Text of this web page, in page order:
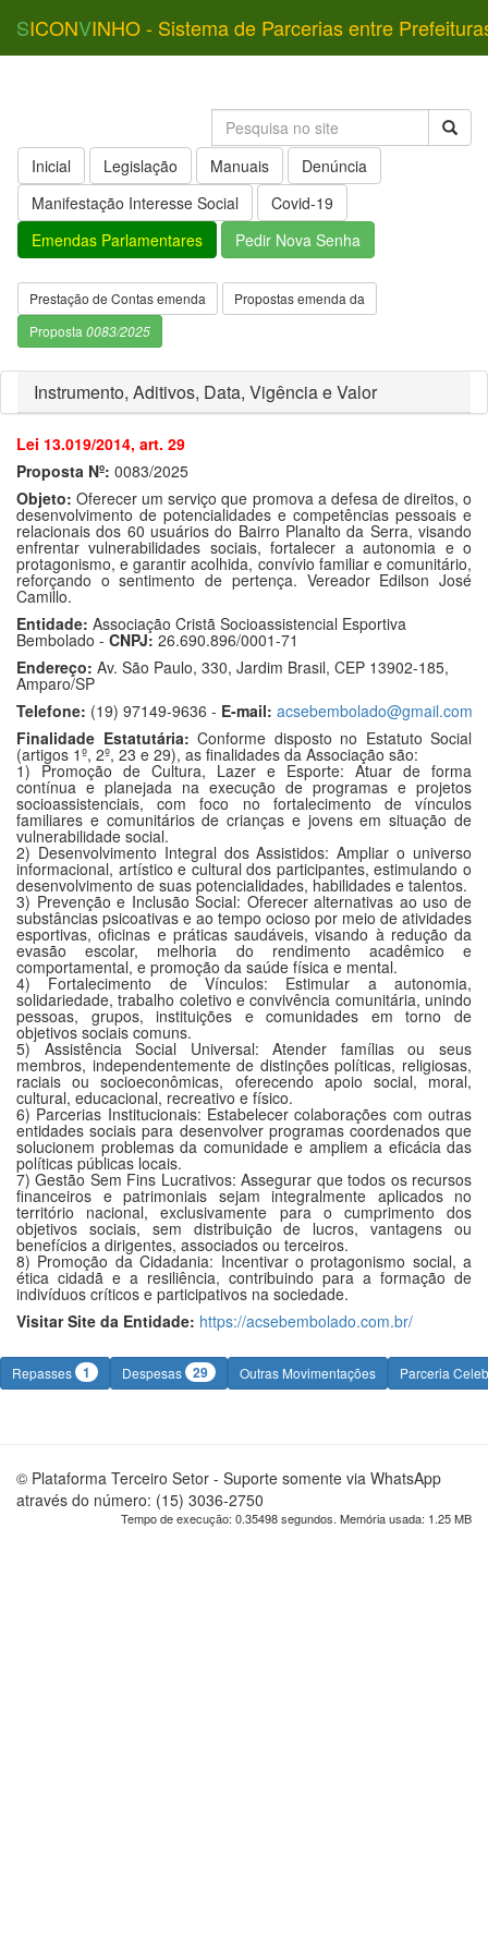
SICONVINHO - Sistema de Parcerias entre
Inicial Legislação Manuais
Denúncia
Manifestação Interesse Social
Covid-19
Emendas Parlamentares
Pedir Nova Senha
Prestação de Contas emenda
Propostas emenda da
Proposta 0083/2025
Instrumento, Aditivos, Data, Vigência e Valor
Lei 13.019/2014, art. 29
Proposta Nº: 0083/2025
Objeto: Oferecer um serviço que promova a defesa de direitos, o
desenvolvimento de potencialidades e competências pessoais e
relacionais dos 60 usuários do Bairro Planalto da Serra, visando
enfrentar vulnerabilidades sociais, fortalecer a autonomia e o
protagonismo, e garantir acolhida, convívio familiar e comunitário,
reforçando o sentimento de pertença. Vereador Edilson José
Camillo.
Entidade: Associação Cristã Socioassistencial Esportiva
Bembolado - CNPJ: 26.690.896/0001-71
Endereço: Av. São Paulo, 330, Jardim Brasil, CEP 13902-185,
Amparo/SP
Telefone: (19) 97149-9636 - E-mail: acsebembolado@gmail.com
Finalidade Estatutária: Conforme disposto no Estatuto Social
(artigos 1º, 2º, 23 e 29), as finalidades da Associação são:
1) Promoção de Cultura, Lazer e Esporte: Atuar de forma
contínua e planejada na execução de programas e projetos
socioassistenciais, com foco no fortalecimento de vínculos
familiares e comunitários de crianças e jovens em situação de
vulnerabilidade social.
2) Desenvolvimento Integral dos Assistidos: Ampliar o universo
informacional, artístico e cultural dos participantes, estimulando o
desenvolvimento de suas potencialidades, habilidades e talentos.
3) Prevenção e Inclusão Social: Oferecer alternativas ao uso de
substâncias psicoativas e ao tempo ocioso por meio de atividades
esportivas, oficinas e práticas saudáveis, visando à redução da
evasão escolar, melhoria do rendimento acadêmico e
comportamental, e promoção da saúde física e mental.
4) Fortalecimento de Vínculos: Estimular a autonomia,
solidariedade, trabalho coletivo e convivência comunitária, unindo
pessoas, grupos, instituições e comunidades em torno de
objetivos sociais comuns.
5) Assistência Social Universal: Atender famílias ou seus
membros, independentemente de distinções políticas, religiosas,
raciais ou socioeconômicas, oferecendo apoio social, moral,
cultural, educacional, recreativo e físico.
6) Parcerias Institucionais: Estabelecer colaborações com outras
entidades sociais para desenvolver programas coordenados que
solucionem problemas da comunidade e ampliem a eficácia das
políticas públicas locais.
7) Gestão Sem Fins Lucrativos: Assegurar que todos os recursos
financeiros e patrimoniais sejam integralmente aplicados no
território nacional, exclusivamente para o cumprimento dos
objetivos sociais, sem distribuição de lucros, vantagens ou
benefícios a dirigentes, associados ou terceiros.
8) Promoção da Cidadania: Incentivar o protagonismo social, a
ética cidadã e a resiliência, contribuindo para a formação de
indivíduos críticos e participativos na sociedade.
Visitar Site da Entidade: https://acsebembolado.com.br/
Repasses 1 Despesas 29 Outras Movimentações Parceria
© Plataforma Terceiro Setor - Suporte somente via WhatsApp
através do número: (15) 3036-2750
Tempo de execução: 0.35498 segundos. Memória usada: 1.25 MB